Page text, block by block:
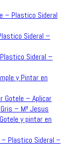
– Plastico Sideral
Sideral –
Sideral –
y Pintar en
Gotele – Aplicar
– Mª Jesus
y pintar en
Plastico Sideral –